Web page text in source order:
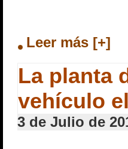
Leer más [+]
La planta
vehículo
3 de Julio de